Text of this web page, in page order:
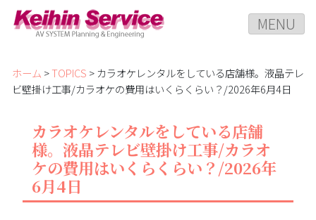
MENU
ホーム >TOPICS > カラオケレンタルをしている店舗様。液晶テレ
ビ壁掛け工事/カラオケの費用はいくらくらい？/2026年6月4日
カラオケレンタルをしている店舗
様。液晶テレビ壁掛け工事/カラオ
ケの費用はいくらくらい？/2026年
6月4日